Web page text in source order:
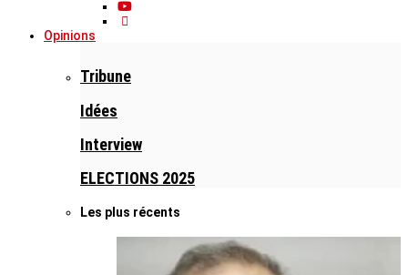
Opinions
Tribune
Idées
Interview
ELECTIONS 2025
Les plus récents